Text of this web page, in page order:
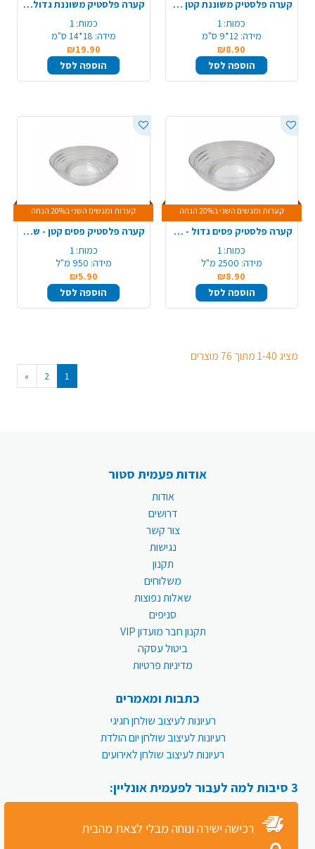
קערה פלסטיק משוננת קטן - שקוף
כמות: 1
מידה: 12*9 ס"מ
₪8.90
הוספה לסל
קערה פלסטיק משוננת גדול - שקוף
כמות: 1
מידה: 18*14 ס"מ
₪19.90
הוספה לסל
קערות ומגשים השני ב20% הנחה
קערה פלסטיק פסים גדול - שקוף
כמות: 1
מידה: 2500 מ"ל
₪8.90
הוספה לסל
קערות ומגשים השני ב20% הנחה
קערה פלסטיק פסים קטן - שקוף
כמות: 1
מידה: 950 מ"ל
₪5.90
הוספה לסל
מציג 1-40 מתוך 76 מוצרים
1
2
»
אודות פעמית סטור
אודות
דרושים
צור קשר
נגישות
תקנון
משלוחים
שאלות נפוצות
סניפים
תקנון חבר מועדון VIP
ביטול עסקה
מדיניות פרטיות
כתבות ומאמרים
רעיונות לעיצוב שולחן חגיגי
רעיונות לעיצוב שולחן יום הולדת
רעיונות לעיצוב שולחן לאירועים
3 סיבות למה לעבור לפעמית אונליין:
רכישה ישירה ונוחה מבלי לצאת מהבית